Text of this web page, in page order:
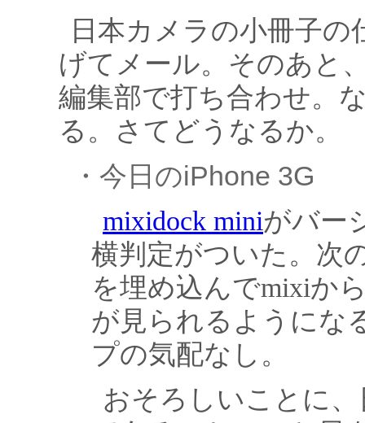
日本カメラの小冊子の
げてメール。そのあと
編集部で打ち合わせ。
る。さてどうなるか。
・今日のiPhone 3G
mixidock miniがバー
横判定がついた。次
を埋め込んでmixiか
が見られるようにな
プの気配なし。
おそろしいことに